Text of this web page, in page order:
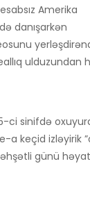
Amerika
danışarkən
ulduzundan
ci sinifdə
a keçid izləyirik
günü